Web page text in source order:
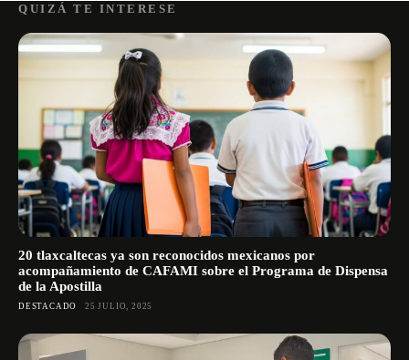
QUIZÁ TE INTERESE
20 tlaxcaltecas ya son reconocidos mexicanos por
acompañamiento de CAFAMI sobre el Programa de Dispensa
de la Apostilla
DESTACADO 25 JULIO, 2025